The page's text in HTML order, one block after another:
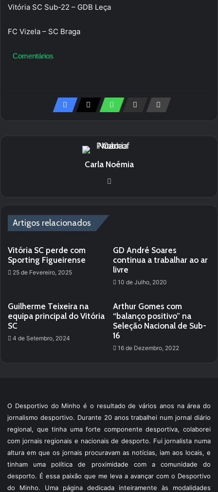
Vitória SC Sub-22 – GDB Leça
FC Vizela – SC Braga
Comentários
Carla Noémia
Artigos relacionados
Vitória SC perde com
Sporting Figueirense
25 de Fevereiro, 2025
GD André Soares
continua a trabalhar ao ar
livre
10 de Julho, 2020
Guilherme Teixeira na
equipa principal do Vitória
SC
4 de Setembro, 2024
Arthur Gomes com
“balanço positivo” na
Seleção Nacional de Sub-
16
16 de Dezembro, 2022
O Desportivo do Minho é o resultado de vários anos na área do
jornalismo desportivo. Durante 20 anos trabalhei num jornal diário
regional, que tinha uma forte componente desportiva, colaborei
com jornais regionais e nacionais de desporto. Fui jornalista numa
altura em que os jornais procuravam as notícias, iam aos locais, e
tinham uma política de proximidade com a comunidade do
desporto. É essa paixão que me leva a avançar com o Desportivo
do Minho. Uma página dedicada inteiramente às modalidades